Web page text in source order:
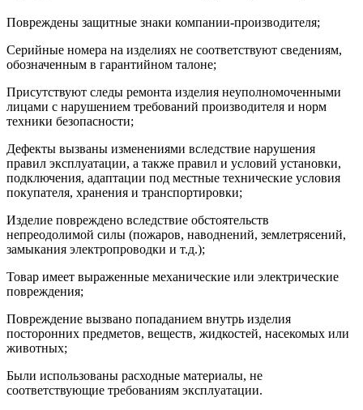
Повреждены защитные знаки компании-производителя;
Серийные номера на изделиях не соответствуют сведениям,
обозначенным в гарантийном талоне;
Присутствуют следы ремонта изделия неуполномоченными
лицами с нарушением требований производителя и норм
техники безопасности;
Дефекты вызваны изменениями вследствие нарушения
правил эксплуатации, а также правил и условий установки,
подключения, адаптации под местные технические условия
покупателя, хранения и транспортировки;
Изделие повреждено вследствие обстоятельств
непреодолимой силы (пожаров, наводнений, землетрясений,
замыкания электропроводки и т.д.);
Товар имеет выраженные механические или электрические
повреждения;
Повреждение вызвано попаданием внутрь изделия
посторонних предметов, веществ, жидкостей, насекомых или
животных;
Были использованы расходные материалы, не
соответствующие требованиям эксплуатации.